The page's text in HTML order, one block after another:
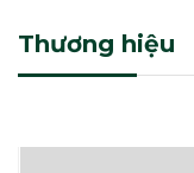
Thương hiệu